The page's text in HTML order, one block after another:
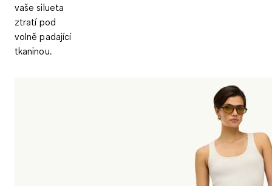
vaše silueta
ztratí pod
volně padající
tkaninou.